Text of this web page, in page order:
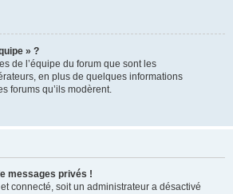
» ?
de l’équipe du forum que sont les
en plus de quelques informations
forums qu’ils modèrent.
messages privés !
connecté, soit un administrateur a désactivé